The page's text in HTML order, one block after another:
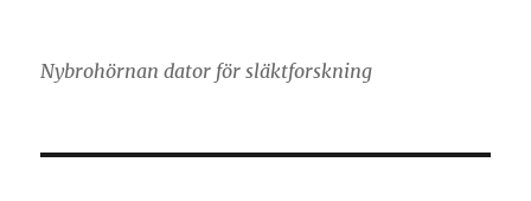
Nybrohörnan dator för släktforskning